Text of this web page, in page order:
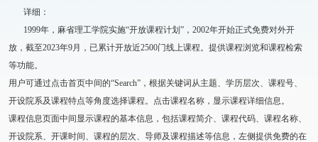
详细：
1999年，麻省理工学院实施“开放课程计划”，2002年开始正式免费对外开
放，截至2023年9月，已累计开放近2500门线上课程。提供课程浏览和课程检索
等功能。
用户可通过点击首页中间的“Search”，根据关键词从主题、学历层次、课程号、
开设院系及课程特点等角度选择课程。点击课程名称，显示课程详细信息。
课程信息页面中间显示课程的基本信息，包括课程简介、课程代码、课程名称、
开设院系、开课时间、课程的层次、导师及课程描述等信息，左侧提供免费的在